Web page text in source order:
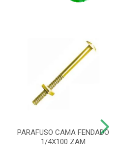
PARAFUSO CAMA FENDADO
1/4X100 ZAM